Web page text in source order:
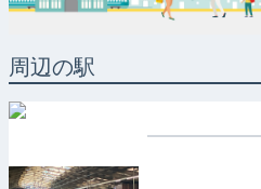
周辺の駅